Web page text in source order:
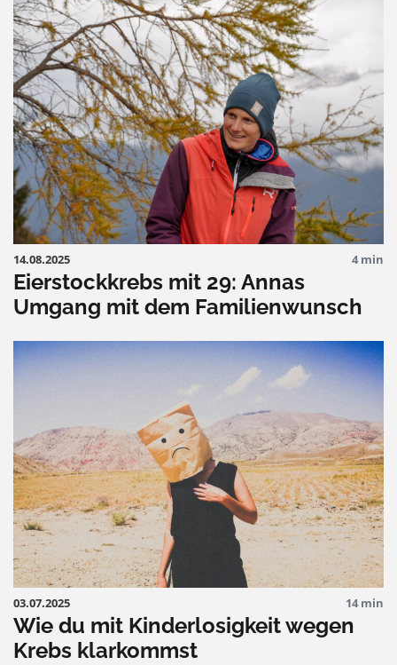
14.08.2025 4 min
Eierstockkrebs mit 29: Annas
Umgang mit dem Familienwunsch
03.07.2025 14 min
Wie du mit Kinderlosigkeit wegen
Krebs klarkommst